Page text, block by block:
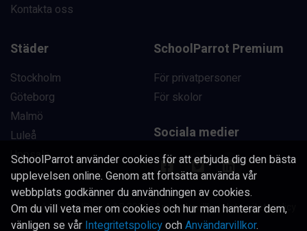
Kontakta oss
Städer
Stockholm
Göteborg
Malmö
Luleå
Uppsala
SchoolParrot Premium
För privatpersoner
För skolor
Sociala medier
Copyright SchoolParrot AB 2023|Användarvillkor|Integritetspolicy
SchoolParrot använder cookies för att erbjuda dig den bästa
upplevelsen online. Genom att fortsätta använda vår
webbplats godkänner du användningen av cookies.
Om du vill veta mer om cookies och hur man hanterar dem,
vänligen se vår IntegritetspolicyochAnvändarvillkor.